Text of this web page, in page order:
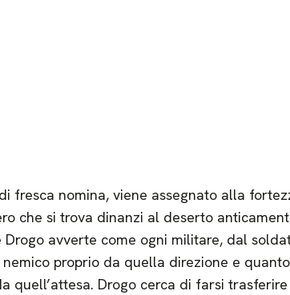
fresca nomina, viene assegnato alla
che si trova dinanzi al deserto
avverte come ogni militare, dal
proprio da quella direzione e
quell’attesa. Drogo cerca di farsi